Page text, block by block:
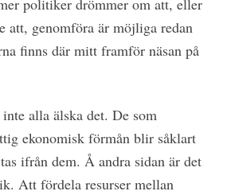
politiker drömmer om att, eller
att, genomföra är möjliga redan
finns där mitt framför näsan på
alla älska det. De som
ekonomisk förmån blir såklart
ifrån dem. Å andra sidan är det
Att fördela resurser mellan